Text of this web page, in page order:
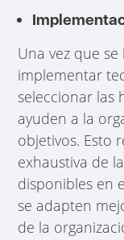
Una vez que
implementar
seleccionar las
ayuden a la
objetivos. Esto
exhaustiva de
disponibles en
se adapten
de la